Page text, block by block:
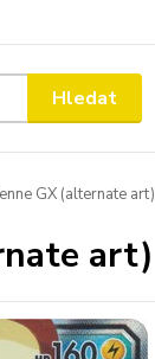
Hledat
GX (alternate art)
art)